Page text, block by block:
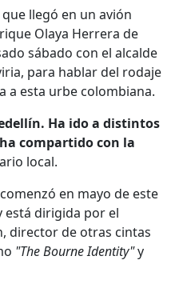
llegó en un avión
Olaya Herrera de
sábado con el alcalde
para hablar del rodaje
a esta urbe colombiana.
Ha ido a distintos
compartido con la
local.
comenzó en mayo de este
está dirigida por el
director de otras cintas
"The Bourne Identity"y